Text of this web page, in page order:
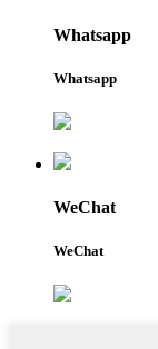
Whatsapp
Whatsapp
WeChat
WeChat